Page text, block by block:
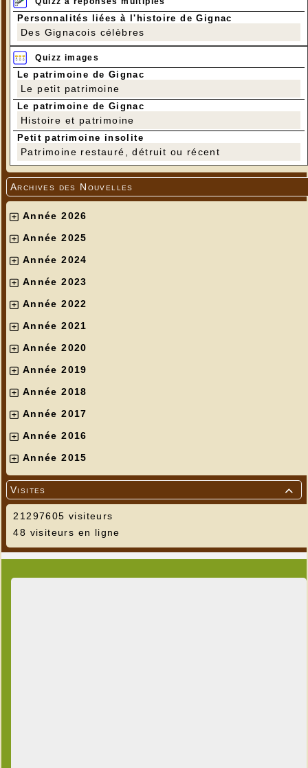
Personnalités liées à l'histoire de Gignac
Des Gignacois célèbres
Quizz images
Le patrimoine de Gignac
Le petit patrimoine
Le patrimoine de Gignac
Histoire et patrimoine
Petit patrimoine insolite
Patrimoine restauré, détruit ou récent
Archives des Nouvelles
Année 2026
Année 2025
Année 2024
Année 2023
Année 2022
Année 2021
Année 2020
Année 2019
Année 2018
Année 2017
Année 2016
Année 2015

Visites
21297605 visiteurs
48 visiteurs en ligne